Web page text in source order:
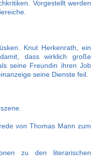
Vorgestellt werden
Knut Herkenrath, ein
dass wirklich große
seine Freundin ihren Job
seine Dienste feil.
von Thomas Mann zum
zu den literarischen